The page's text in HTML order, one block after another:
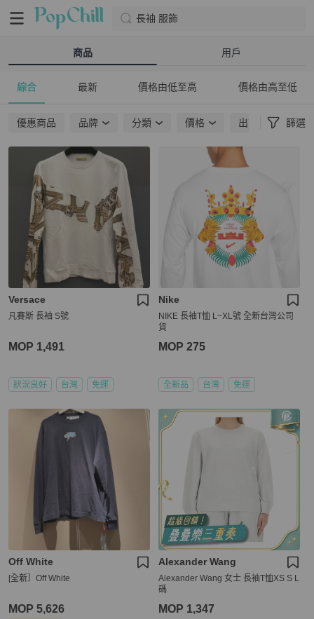
長袖 服飾
商品 用戶
綜合 最新 價格由低至高 價格由高至低
優惠商品 品牌 分類 價格 出貨地點 篩選
Versace
凡賽斯 長袖 S號
MOP 1,491
狀況良好 台灣 免運
Nike
NIKE 長袖T恤 L~XL號 全新台灣公司
貨
MOP 275
全新品 台灣 免運
Off White
[全新］Off White
MOP 5,626
Alexander Wang
Alexander Wang 女士 長袖T恤XS S L
碼
MOP 1,347